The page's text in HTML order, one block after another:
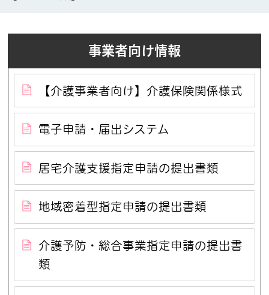
事業者向け情報
【介護事業者向け】介護保険関係様式
電子申請・届出システム
居宅介護支援指定申請の提出書類
地域密着型指定申請の提出書類
介護予防・総合事業指定申請の提出書
類